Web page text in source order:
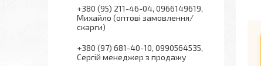
+380 (95) 211-46-04 0966149619
Михайло (оптові замовлення/
скарги)
+380 (97) 681-40-10 0990564535
Сергій менеджер з продажу